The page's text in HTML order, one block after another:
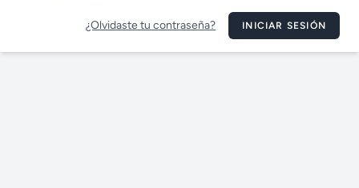
¿Olvidaste tu contraseña? INICIAR SESIÓN